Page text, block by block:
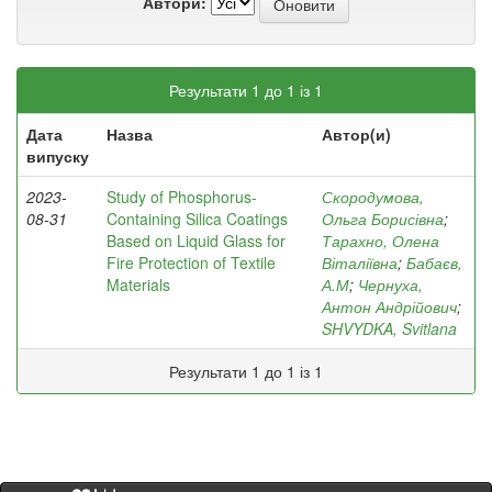
Результати 1 до 1 із 1
Дата
випуску
Назва Автор(и)
2023-
08-31
Study of Phosphorus-
Containing Silica Coatings
Based on Liquid Glass for
Fire Protection of Textile
Materials
Скородумова,
Ольга Борисівна;
Тарахно, Олена
Віталіївна; Бабаєв,
А.М; Чернуха,
Антон Андрійович;
SHVYDKA, Svitlana
Результати 1 до 1 із 1